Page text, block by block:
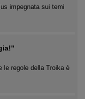
impegnata sui temi
le regole della Troika è